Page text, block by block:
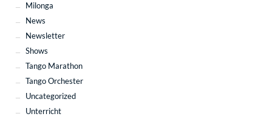
Milonga
News
Newsletter
Shows
Tango Marathon
Tango Orchester
Uncategorized
Unterricht